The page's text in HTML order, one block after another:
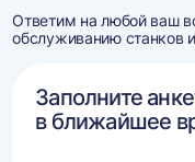
Ответим на любой ваш
обслуживанию станков
Заполните
в ближайшее